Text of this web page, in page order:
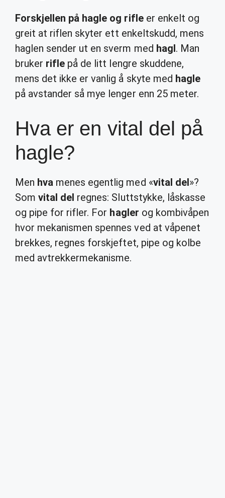
Forskjellen på hagle og rifleer enkelt og
greit at riflen skyter ett enkeltskudd, mens
haglen sender ut en sverm med hagl. Man
bruker rifle på de litt lengre skuddene,
mens det ikke er vanlig å skyte med hagle
på avstander så mye lenger enn 25 meter.
Hva er en vital del på
hagle?
Men hva menes egentlig med «vital del»?
Somvital del regnes: Sluttstykke, låskasse
og pipe for rifler. For hagler og kombivåpen
hvor mekanismen spennes ved at våpenet
brekkes, regnes forskjeftet, pipe og kolbe
med avtrekkermekanisme.